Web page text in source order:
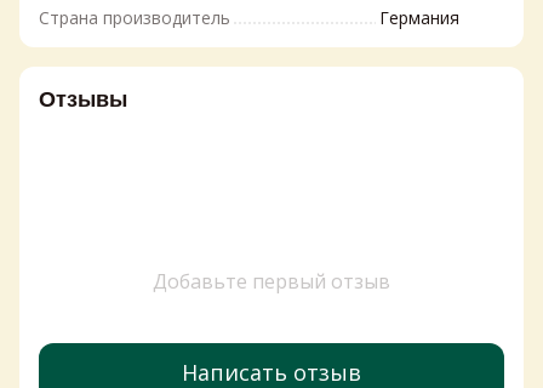
Страна производитель
Германия
Отзывы
Добавьте первый отзыв
Написать отзыв